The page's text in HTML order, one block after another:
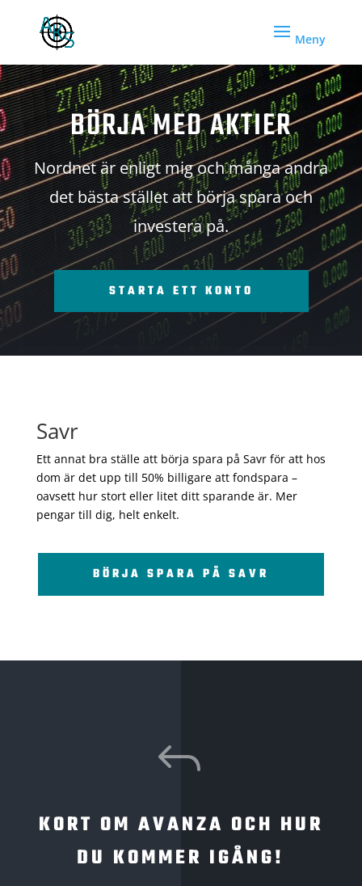
BÖRJA MED AKTIER
Nordnet är enligt mig och många andra
det bästa stället att börja spara och
investera på.
STARTA ETT KONTO
Savr
Ett annat bra ställe att börja spara på Savr för att hos
dom är det upp till 50% billigare att fondspara –
oavsett hur stort eller litet ditt sparande är. Mer
pengar till dig, helt enkelt.
BÖRJA SPARA PÅ SAVR
J
KORT OM AVANZA OCH HUR
DU KOMMER IGÅNG!